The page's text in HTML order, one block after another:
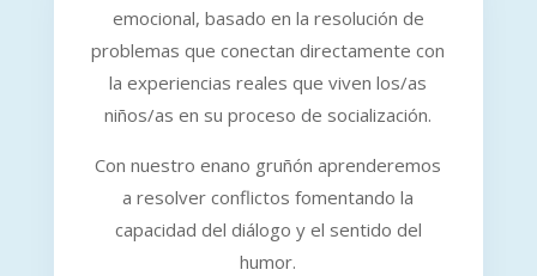
emocional, basado en la resolución de
problemas que conectan directamente con
la experiencias reales que viven los/as
niños/as en su proceso de socialización.
Con nuestro enano gruñón aprenderemos
a resolver conflictos fomentando la
capacidad del diálogo y el sentido del
humor.